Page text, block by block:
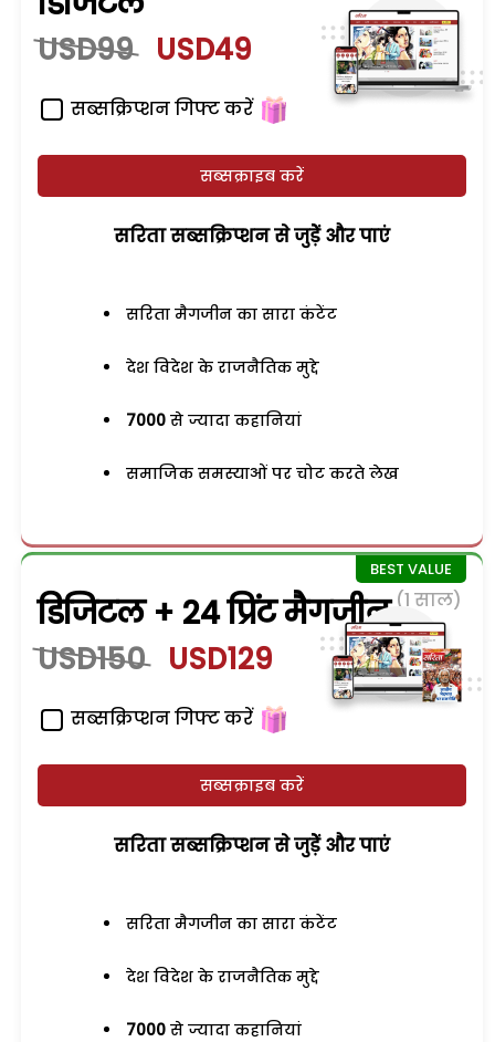
USD99 USD49
सब्सक्रिप्शन गिफ्ट करें
सब्सक्राइब करें
सरिता सब्सक्रिप्शन से जुड़ेें और पाएं
सरिता मैगजीन का सारा कंटेंट
देश विदेश के राजनैतिक मुद्दे
7000 से ज्यादा कहानियां
समाजिक समस्याओं पर चोट करते लेख
डिजिटल + 24 प्रिंट मैगजीन (1 साल)
USD150 USD129
सब्सक्रिप्शन गिफ्ट करें
सब्सक्राइब करें
सरिता सब्सक्रिप्शन से जुड़ेें और पाएं
सरिता मैगजीन का सारा कंटेंट
देश विदेश के राजनैतिक मुद्दे
7000 से ज्यादा कहानियां